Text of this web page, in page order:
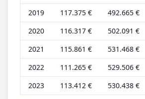
2019
117.375 € 492.665 €
2020
116.317 € 502.091 €
2021
115.861 € 531.468 €
2022
111.265 € 529.506 €
2023
113.412 € 530.438 €